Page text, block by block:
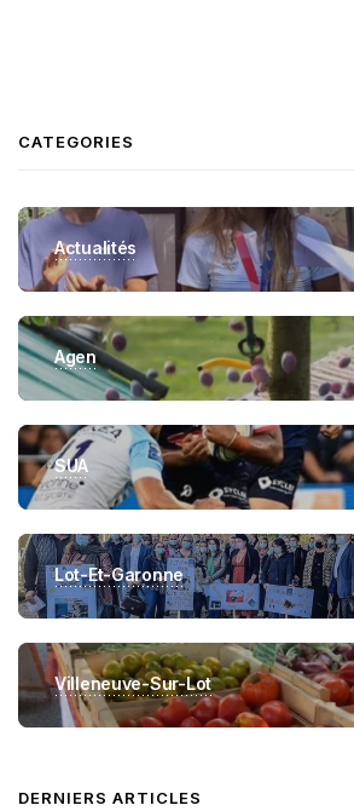
CATEGORIES
Actualités
Agen
SUA
Lot-Et-Garonne
Villeneuve-Sur-Lot
DERNIERS ARTICLES